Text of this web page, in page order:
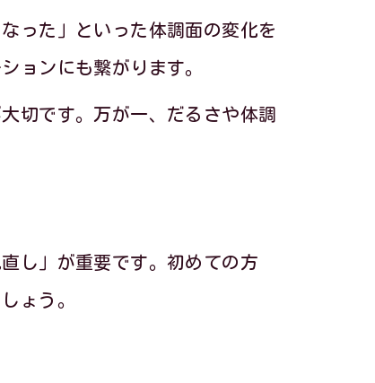
った」といった体調面の変化を
ョンにも繋がります。
切です。万が一、だるさや体調
し」が重要です。初めての方
ょう。